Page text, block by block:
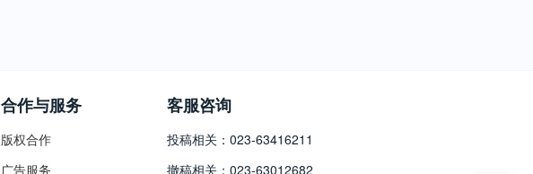
合作与服务
版权合作
广告服务
客服咨询
投稿相关：023-63416211
撤稿相关：023-63012682